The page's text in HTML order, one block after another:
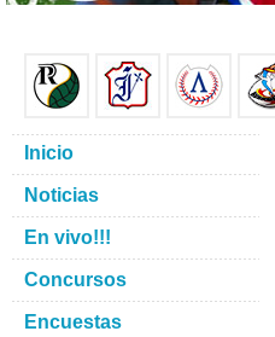
Inicio
Noticias
En vivo!!!
Concursos
Encuestas